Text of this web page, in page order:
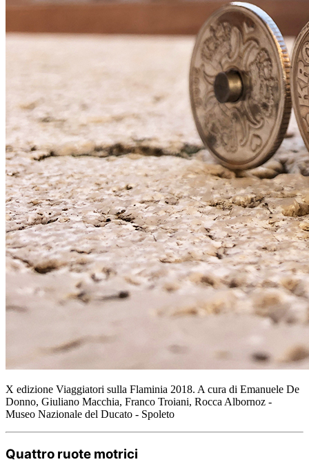
X edizione Viaggiatori sulla Flaminia 2018. A cura di Emanuele De
Donno, Giuliano Macchia, Franco Troiani, Rocca Albornoz -
Museo Nazionale del Ducato - Spoleto
Quattro ruote motrici